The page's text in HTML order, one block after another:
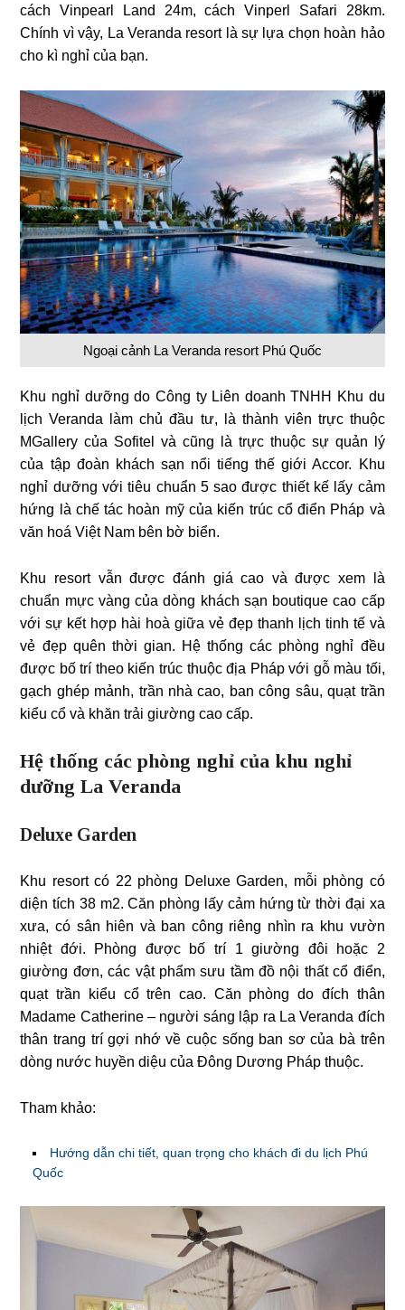
cách Vinpearl Land 24m, cách Vinperl Safari 28km.
Chính vì vậy, La Veranda resort là sự lựa chọn hoàn hảo
cho kì nghỉ của bạn.
Ngoại cảnh La Veranda resort Phú Quốc
Khu nghỉ dưỡng do Công ty Liên doanh TNHH Khu du
lịch Veranda làm chủ đầu tư, là thành viên trực thuộc
MGallery của Sofitel và cũng là trực thuộc sự quản lý
của tập đoàn khách sạn nổi tiếng thế giới Accor. Khu
nghỉ dưỡng với tiêu chuẩn 5 sao được thiết kế lấy cảm
hứng là chế tác hoàn mỹ của kiến trúc cổ điển Pháp và
văn hoá Việt Nam bên bờ biển.
Khu resort vẫn được đánh giá cao và được xem là
chuẩn mực vàng của dòng khách sạn boutique cao cấp
với sự kết hợp hài hoà giữa vẻ đẹp thanh lịch tinh tế và
vẻ đẹp quên thời gian. Hệ thống các phòng nghỉ đều
được bố trí theo kiến trúc thuộc địa Pháp với gỗ màu tối,
gạch ghép mảnh, trần nhà cao, ban công sâu, quạt trần
kiểu cổ và khăn trải giường cao cấp.
Hệ thống các phòng nghỉ của khu nghỉ
dưỡng La Veranda
Deluxe Garden
Khu resort có 22 phòng Deluxe Garden, mỗi phòng có
diện tích 38 m2. Căn phòng lấy cảm hứng từ thời đại xa
xưa, có sân hiên và ban công riêng nhìn ra khu vườn
nhiệt đới. Phòng được bố trí 1 giường đôi hoặc 2
giường đơn, các vật phẩm sưu tầm đồ nội thất cổ điển,
quạt trần kiểu cổ trên cao. Căn phòng do đích thân
Madame Catherine – người sáng lập ra La Veranda đích
thân trang trí gợi nhớ về cuộc sống ban sơ của bà trên
dòng nước huyền diệu của Đông Dương Pháp thuộc.
Tham khảo:
Hướng dẫn chi tiết, quan trọng cho khách đi du lịch Phú
Quốc